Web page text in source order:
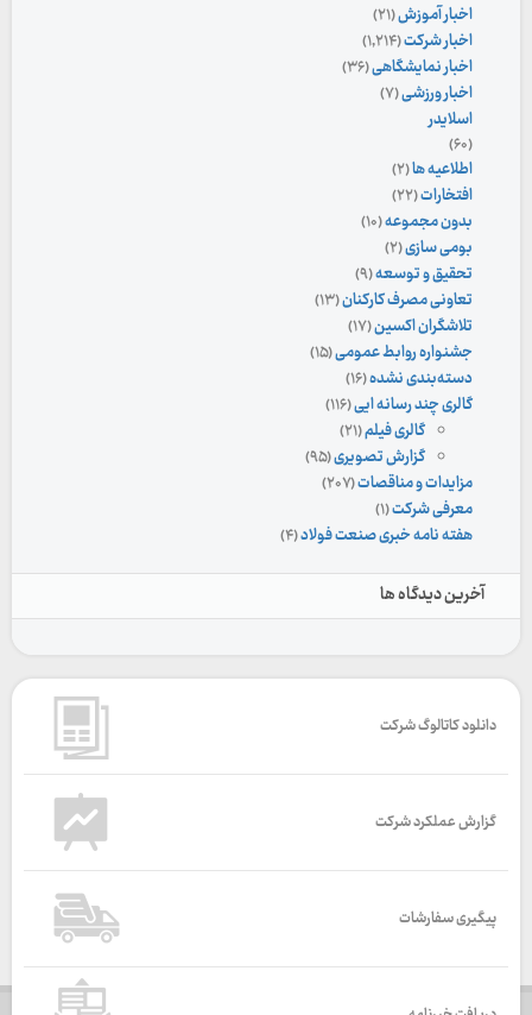
اخبار آموزش(۲۱)
اخبار شرکت(۱,۲۱۴)
اخبار نمایشگاهی(۳۶)
اخبار ورزشی(۷)
اسلایدر
(۶۰)
اطلاعیه ها(۲)
افتخارات(۲۲)
بدون مجموعه(۱۰)
بومی سازی(۲)
تحقیق و توسعه(۹)
تعاونی مصرف کارکنان(۱۳)
تلاشگران اکسین(۱۷)
جشنواره روابط عمومی(۱۵)
دسته‌بندی نشده(۱۶)
گالری چند رسانه ایی(۱۱۶)
گالری فیلم(۲۱)
گزارش تصویری(۹۵)
مزایدات و مناقصات(۲۰۷)
معرفی شرکت(۱)
هفته نامه خبری صنعت فولاد(۴)
آخرین دیدگاه ها
دانلود کاتالوگ شرکت
گزارش عملکرد شرکت
پیگیری سفارشات